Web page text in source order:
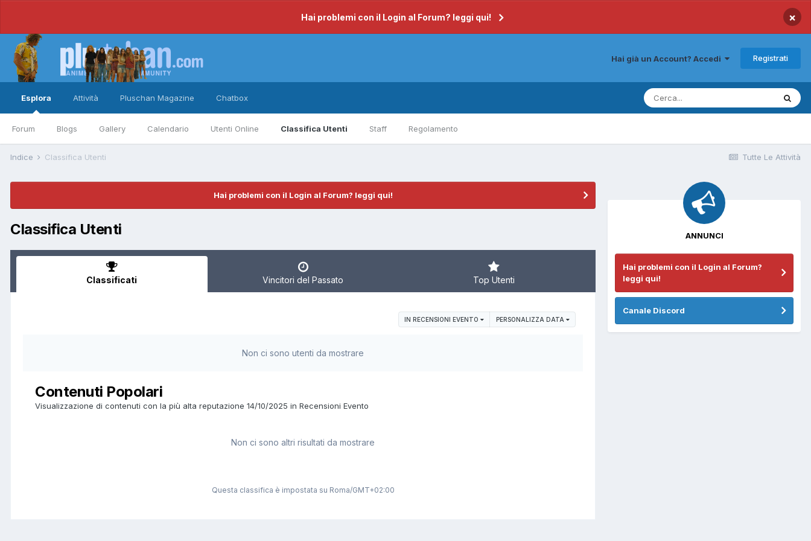
Hai problemi con il Login al Forum? leggi qui! ×
Hai già un Account? Accedi Registrati
Esplora
Forum Blogs Gallery Calendario Utenti Online Classifica Utenti Staff Regolamento
Attività Pluschan Magazine Chatbox
Tutte Le Attività
Indice Classifica Utenti
Hai problemi con il Login al Forum? leggi qui!
Classifica Utenti
Classificati Vincitori del Passato Top Utenti
IN RECENSIONI EVENTO PERSONALIZZA DATA
Non ci sono utenti da mostrare
Contenuti Popolari
Visualizzazione di contenuti con la più alta reputazione 14/10/2025 in Recensioni Evento
Non ci sono altri risultati da mostrare
Questa classifica è impostata su Roma/GMT+02:00
ANNUNCI
Hai problemi con il Login al Forum?
leggi qui!
Canale Discord